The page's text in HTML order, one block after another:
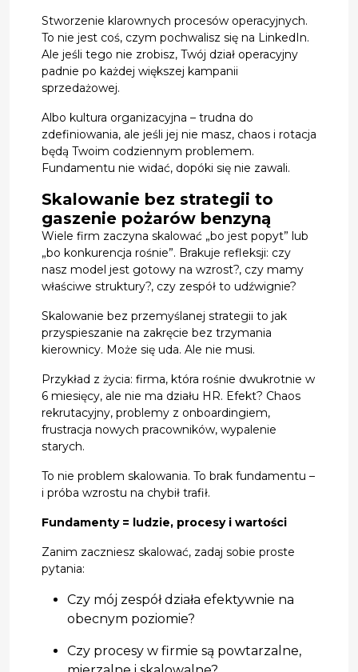
Stworzenie klarownych procesów operacyjnych.
To nie jest coś, czym pochwalisz się na LinkedIn.
Ale jeśli tego nie zrobisz, Twój dział operacyjny
padnie po każdej większej kampanii
sprzedażowej.
Albo kultura organizacyjna – trudna do
zdefiniowania, ale jeśli jej nie masz, chaos i rotacja
będą Twoim codziennym problemem.
Fundamentu nie widać, dopóki się nie zawali.
Skalowanie bez strategii to
gaszenie pożarów benzyną
Wiele firm zaczyna skalować „bo jest popyt” lub
„bo konkurencja rośnie”. Brakuje refleksji: czy
nasz model jest gotowy na wzrost?, czy mamy
właściwe struktury?, czy zespół to udźwignie?
Skalowanie bez przemyślanej strategii to jak
przyspieszanie na zakręcie bez trzymania
kierownicy. Może się uda. Ale nie musi.
Przykład z życia: firma, która rośnie dwukrotnie w
6 miesięcy, ale nie ma działu HR. Efekt? Chaos
rekrutacyjny, problemy z onboardingiem,
frustracja nowych pracowników, wypalenie
starych.
To nie problem skalowania. To brak fundamentu –
i próba wzrostu na chybił trafił.
Fundamenty = ludzie, procesy i wartości
Zanim zaczniesz skalować, zadaj sobie proste
pytania:
Czy mój zespół działa efektywnie na
obecnym poziomie?
Czy procesy w firmie są powtarzalne,